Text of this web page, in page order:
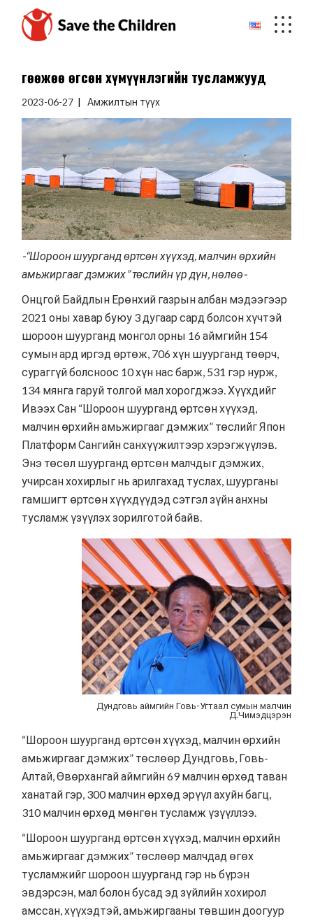
content
Өгөөжөө өгсөн хүмүүнлэгийн тусламжууд
2023-06-27 Амжилтын түүх
-“Шороон шуурганд өртсөн хүүхэд, малчин өрхийн
амьжиргааг дэмжих” төслийн үр дүн, нөлөө-
Онцгой Байдлын Ерөнхий газрын албан мэдээгээр
2021 оны хавар буюу 3 дугаар сард болсон хүчтэй
шороон шуурганд монгол орны 16 аймгийн 154
сумын ард иргэд өртөж, 706 хүн шуурганд төөрч,
сураггүй болсноос 10 хүн нас барж, 531 гэр нурж,
134 мянга гаруй толгой мал хорогджээ. Хүүхдийг
Ивээх Сан “Шороон шуурганд өртсөн хүүхэд,
малчин өрхийн амьжиргааг дэмжих” төслийг Япон
Платформ Сангийн санхүүжилтээр хэрэгжүүлэв.
Энэ төсөл шуурганд өртсөн малчдыг дэмжих,
учирсан хохирлыг нь арилгахад туслах, шуурганы
гамшигт өртсөн хүүхдүүдэд сэтгэл зүйн анхны
тусламж үзүүлэх зорилготой байв.
Дундговь аймгийн Говь-Угтаал сумын малчин
Д.Чимэдцэрэн
“Шороон шуурганд өртсөн хүүхэд, малчин өрхийн
амьжиргааг дэмжих” төслөөр Дундговь, Говь-
Алтай, Өвөрхангай аймгийн 69 малчин өрхөд таван
ханатай гэр, 300 малчин өрхөд эрүүл ахуйн багц,
310 малчин өрхөд мөнгөн тусламж үзүүллээ.
“Шороон шуурганд өртсөн хүүхэд, малчин өрхийн
амьжиргааг дэмжих” төслөөр малчдад өгөх
тусламжийг шороон шуурганд гэр нь бүрэн
эвдэрсэн, мал болон бусад эд зүйлийн хохирол
амссан, хүүхэдтэй, амьжиргааны төвшин доогуур